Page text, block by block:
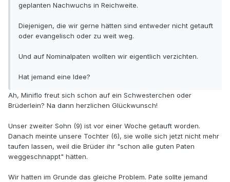
geplanten Nachwuchs in Reichweite.
Diejenigen, die wir gerne hätten sind entweder nicht getauft
oder evangelisch oder zu weit weg.
Und auf Nominalpaten wollten wir eigentlich verzichten.
Hat jemand eine Idee?
Ah, Miniflo freut sich schon auf ein Schwesterchen oder
Brüderlein? Na dann herzlichen Glückwunsch!
Unser zweiter Sohn (9) ist vor einer Woche getauft worden.
Danach meinte unsere Tochter (6), sie wolle sich jetzt nicht mehr
taufen lassen, weil die Brüder ihr "schon alle guten Paten
weggeschnappt" hätten.
Wir hatten im Grunde das gleiche Problem. Pate sollte jemand